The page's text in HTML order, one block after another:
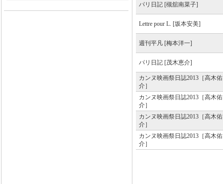
パリ日記 [槻舘南菜子]
Lettre pour L. [坂本安美]
週刊平凡 [梅本洋一]
パリ日記 [茂木恵介]
カンヌ映画祭日誌2013［高木佑
介］
カンヌ映画祭日誌2013［高木佑
介］
カンヌ映画祭日誌2013［高木佑
介］
カンヌ映画祭日誌2013［高木佑
介］